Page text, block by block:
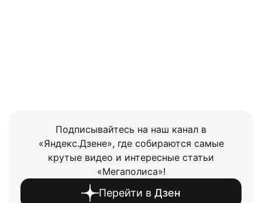
Подписывайтесь на наш канал в
«Яндекс.Дзене», где собираются самые
крутые видео и интересные статьи
«Мегаполиса»!
Перейти в Дзен